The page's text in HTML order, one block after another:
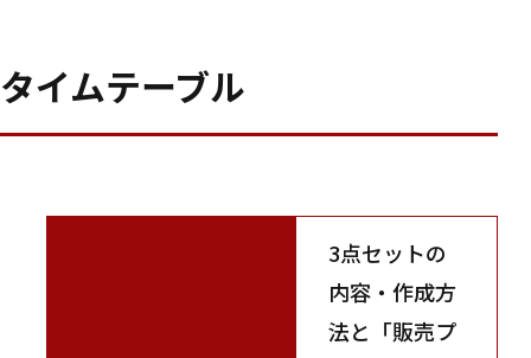
タイムテーブル
3点セットの
内容・作成方
法と「販売プ